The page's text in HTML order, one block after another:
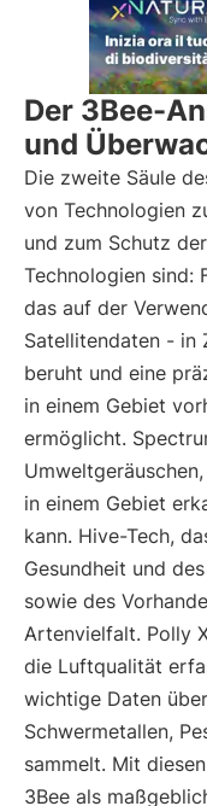
Der 3Bee-
und
Die zweite Säule
von Technologien
und zum Schutz
Technologien sind:
das auf der
Satellitendaten - in
beruht und eine
in einem Gebiet
ermöglicht.
in einem Gebiet
kann. Hive-Tech,
Gesundheit und
sowie des
Artenvielfalt. Polly
die Luftqualität
wichtige Daten
Schwermetallen,
sammelt. Mit
3Bee als